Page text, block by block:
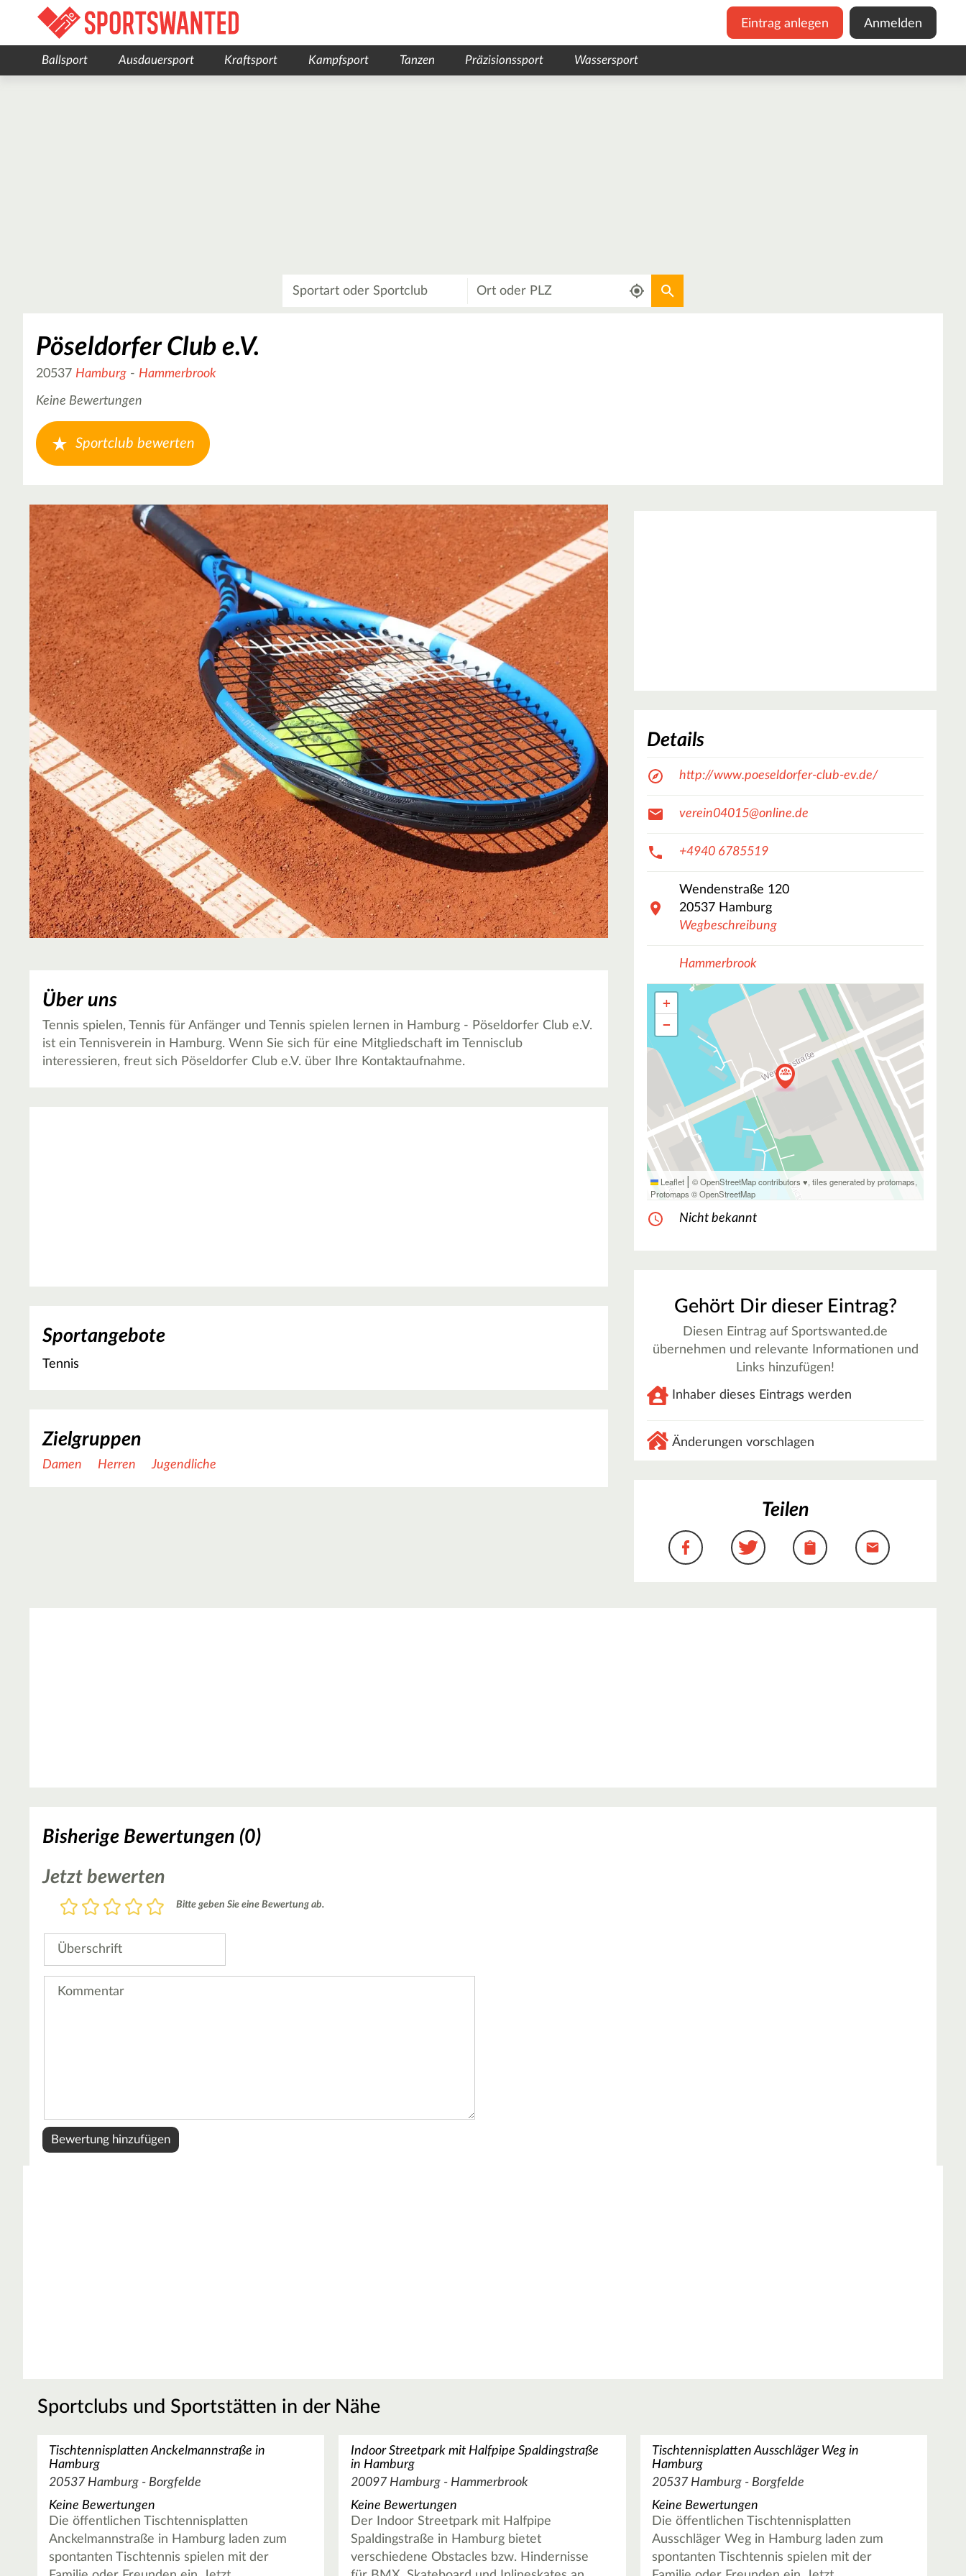
Eintrag anlegen Anmelden
Ballsport Ausdauersport Kraftsport Kampfsport Tanzen Präzisionssport Wassersport
Aktuellen Standort verwenden
Pöseldorfer Club e.V.
20537 Hamburg - Hammerbrook
Keine Bewertungen
Sportclub bewerten
Über uns
Tennis spielen, Tennis für Anfänger und Tennis spielen lernen in Hamburg - Pöseldorfer Club e.V.
ist ein Tennisverein in Hamburg. Wenn Sie sich für eine Mitgliedschaft im Tennisclub
interessieren, freut sich Pöseldorfer Club e.V. über Ihre Kontaktaufnahme.
Sportangebote
Tennis
Zielgruppen
Damen Herren Jugendliche
Details
http://www.poeseldorfer-club-ev.de/
verein04015@online.de
+4940 6785519
Wendenstraße 120
20537 Hamburg
Wegbeschreibung
Hammerbrook
+
−
Leaflet | © OpenStreetMap contributors ♥,tiles generated by protomaps
Protomaps ©OpenStreetMap
Nicht bekannt
Gehört Dir dieser Eintrag?
Diesen Eintrag auf Sportswanted.de
übernehmen und relevante Informationen und
Links hinzufügen!
Inhaber dieses Eintrags werden
Änderungen vorschlagen
Teilen
Bisherige Bewertungen (0)
Jetzt bewerten
Bewertung
5
4
3
2
1
Bitte geben Sie eine Bewertung ab.
Überschrift
Sportclubs und Sportstätten in der Nähe
Tischtennisplatten Anckelmannstraße in
Hamburg
20537 Hamburg - Borgfelde
Keine Bewertungen
Die öffentlichen Tischtennisplatten
Anckelmannstraße in Hamburg laden zum
spontanten Tischtennis spielen mit der
Indoor Streetpark mit Halfpipe Spaldingstraße
in Hamburg
20097 Hamburg - Hammerbrook
Keine Bewertungen
Der Indoor Streetpark mit Halfpipe
Spaldingstraße in Hamburg bietet
verschiedene Obstacles bzw. Hindernisse
Tischtennisplatten Ausschläger Weg in
Hamburg
20537 Hamburg - Borgfelde
Keine Bewertungen
Die öffentlichen Tischtennisplatten
Ausschläger Weg in Hamburg laden zum
spontanten Tischtennis spielen mit der